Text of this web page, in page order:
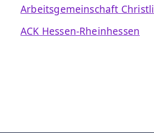
Arbeitsgemeinschaft
ACK Hessen-Rheinhessen